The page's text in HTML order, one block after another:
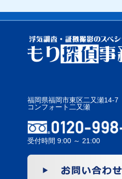
福岡県福岡市東区二又瀬14-7
コンフォート二又瀬
受付時間 9:00 ～ 21:00